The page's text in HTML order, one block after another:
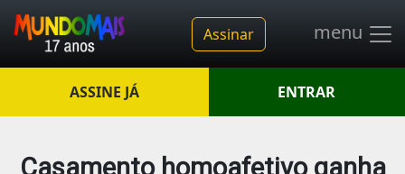
Assinar menu
ASSINE JÁ ENTRAR
Casamento homoafetivo ganha